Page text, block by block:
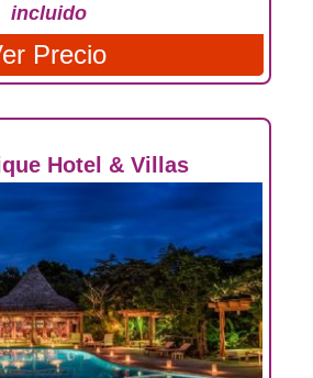
incluido
Precio
Hotel & Villas